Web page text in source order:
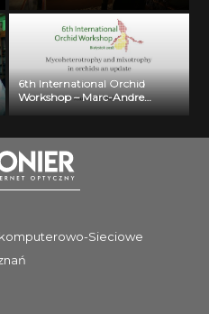
6th International Orchid
Workshop – Marc-Andre
Selosse
Sieciowe